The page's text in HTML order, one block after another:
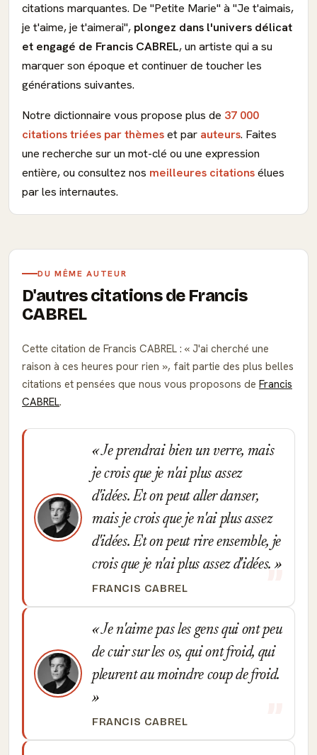
citations marquantes. De "Petite Marie" à "Je t'aimais,
je t'aime, je t'aimerai", plongez dans l'univers délicat
et engagé de Francis CABREL, un artiste qui a su
marquer son époque et continuer de toucher les
générations suivantes.
Notre dictionnaire vous propose plus de 37 000
citations triées par thèmeset par auteurs. Faites
une recherche sur un mot-clé ou une expression
entière, ou consultez nos meilleures citationsélues
par les internautes.
DU MÊME AUTEUR
D'autres citations de Francis
CABREL
Cette citation de Francis CABREL :
J'ai cherché une
raison à ces heures pour rien
, fait partie des plus belles
citations et pensées que nous vous proposons de Francis
CABREL.
Je prendrai bien un verre, mais
je crois que je n'ai plus assez
d'idées. Et on peut aller danser,
mais je crois que je n'ai plus assez
d'idées. Et on peut rire ensemble, je
crois que je n'ai plus assez d'idées.
FRANCIS CABREL
Je n'aime pas les gens qui ont peu
de cuir sur les os, qui ont froid, qui
pleurent au moindre coup de froid.
FRANCIS CABREL